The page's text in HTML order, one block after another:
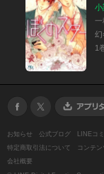
小
一
幻
1
お知らせ 公式ブログ LINEコ
特定商取引法について
コンテ
会社概要